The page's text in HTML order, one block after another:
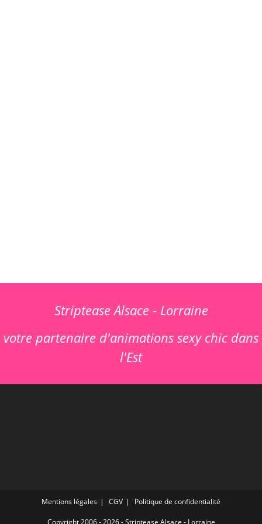
Striptease Alsace - Lorraine
votre partenaire d'animations sexy chic dans
l'Est
Mentions légales CGV Politique de confidentialité
Copyright 2006 - 2026 -Striptease Alsace - Lorraine